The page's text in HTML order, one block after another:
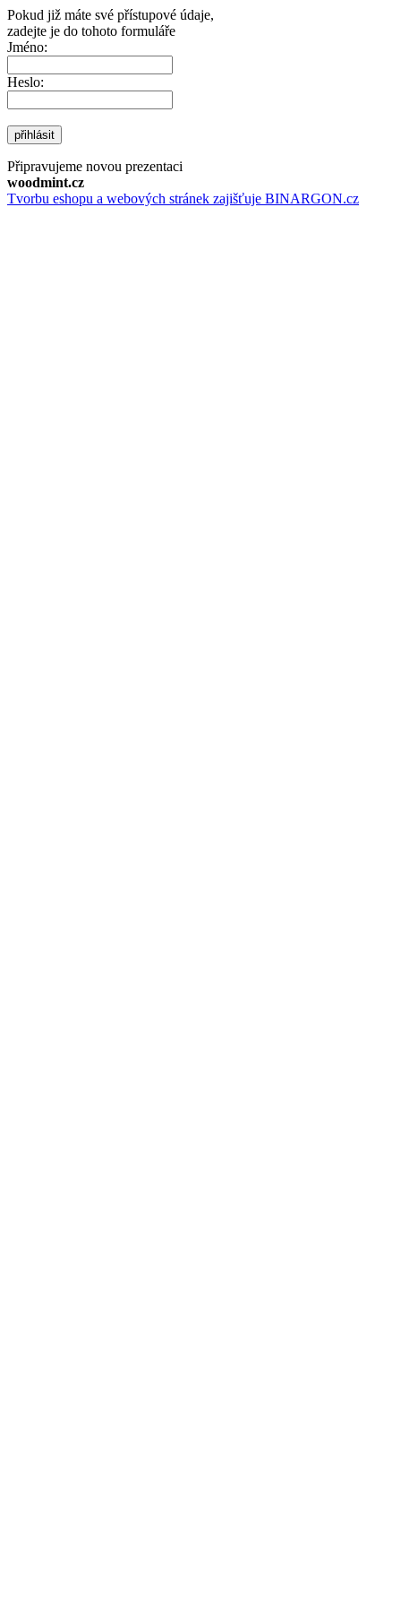
Pokud již máte své přístupové údaje,
zadejte je do tohoto formuláře
Jméno:
Heslo:
přihlásit
Připravujeme novou prezentaci
woodmint.cz
Tvorbu eshopu a webových stránek zajišťuje BINARGON.cz